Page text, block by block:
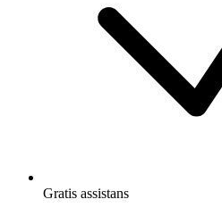
Gratis assistans